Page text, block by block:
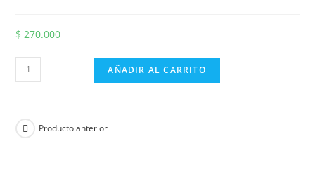
$ 270.000
AÑADIR AL CARRITO
Producto anterior